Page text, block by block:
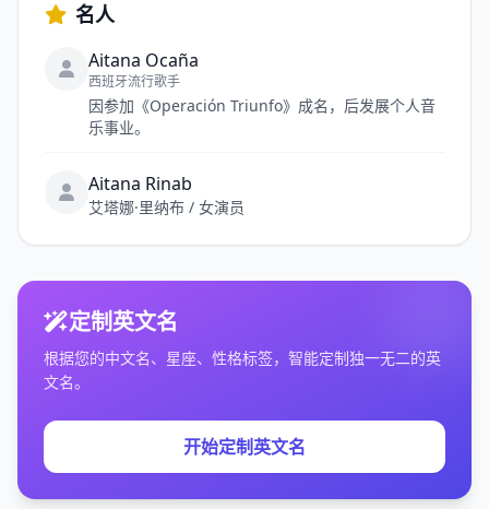
名人
Aitana Ocaña
西班牙流行歌手
因参加《Operación Triunfo》成名，后发展个人音
乐事业。
Aitana Rinab
艾塔娜·里纳布 / 女演员
定制英文名
根据您的中文名、星座、性格标签，智能定制独一无二的英
文名。
开始定制英文名